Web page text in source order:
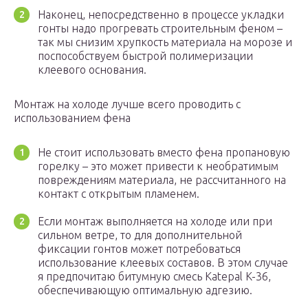
Наконец, непосредственно в процессе укладки
гонты надо прогревать строительным феном –
так мы снизим хрупкость материала на морозе и
поспособствуем быстрой полимеризации
клеевого основания.
Монтаж на холоде лучше всего проводить с
использованием фена
Не стоит использовать вместо фена пропановую
горелку – это может привести к необратимым
повреждениям материала, не рассчитанного на
контакт с открытым пламенем.
Если монтаж выполняется на холоде или при
сильном ветре, то для дополнительной
фиксации гонтов может потребоваться
использование клеевых составов. В этом случае
я предпочитаю битумную смесь Katepal K-36,
обеспечивающую оптимальную адгезию.